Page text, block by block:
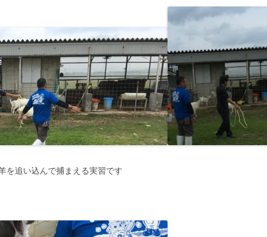
を追い込んで捕まえる実習です